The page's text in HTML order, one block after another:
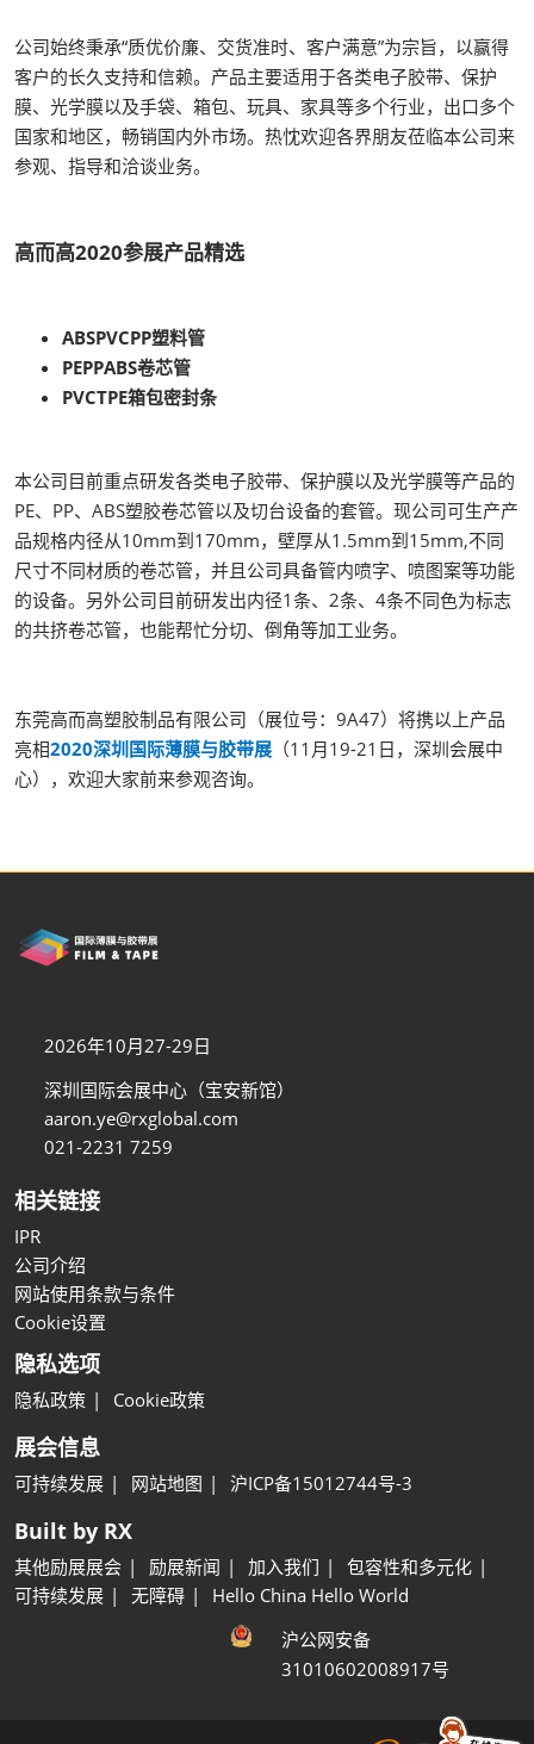
公司始终秉承“质优价廉、交货准时、客户满意”为宗旨，以赢得
客户的长久支持和信赖。产品主要适用于各类电子胶带、保护
膜、光学膜以及手袋、箱包、玩具、家具等多个行业，出口多个
国家和地区，畅销国内外市场。热忱欢迎各界朋友莅临本公司来
参观、指导和洽谈业务。
高而高2020参展产品精选
ABSPVCPP塑料管
PEPPABS卷芯管
PVCTPE箱包密封条
本公司目前重点研发各类电子胶带、保护膜以及光学膜等产品的
PE、PP、ABS塑胶卷芯管以及切台设备的套管。现公司可生产产
品规格内径从10mm到170mm，壁厚从1.5mm到15mm,不同
尺寸不同材质的卷芯管，并且公司具备管内喷字、喷图案等功能
的设备。另外公司目前研发出内径1条、2条、4条不同色为标志
的共挤卷芯管，也能帮忙分切、倒角等加工业务。
东莞高而高塑胶制品有限公司（展位号：9A47）将携以上产品
亮相2020深圳国际薄膜与胶带展 （11月19-21日，深圳会展中
心），欢迎大家前来参观咨询。
2026年10月27-29日
深圳国际会展中心（宝安新馆）
aaron.ye@rxglobal.com
021-2231 7259
相关链接
IPR
公司介绍
网站使用条款与条件
Cookie设置
隐私选项
隐私政策 Cookie政策
展会信息
可持续发展 网站地图 沪ICP备15012744号-3
Built by RX
其他励展展会 励展新闻 加入我们
包容性和多元化
可持续发展
无障碍
Hello China Hello World
沪公网安备
31010602008917号